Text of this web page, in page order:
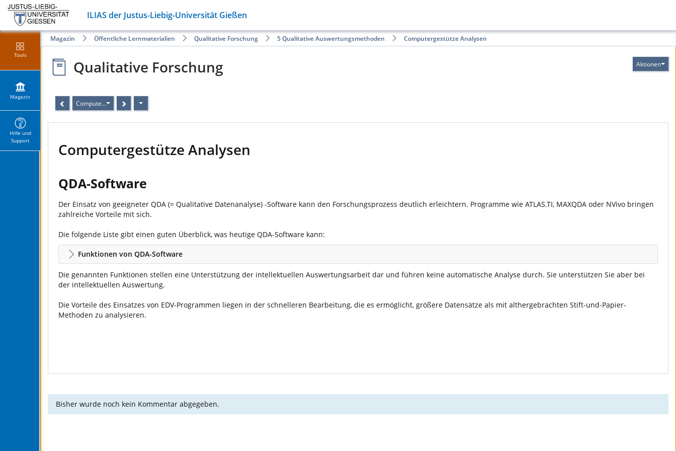
ILIAS der Justus-Liebig-Universität Gießen
Tools
Magazin
Hilfe und
Support
Magazin Öffentliche Lernmaterialien Qualitative Forschung 5 Qualitative Auswertungsmethoden Computergestütze Analysen
Aktionen
Qualitative Forschung
Computergestütze Analysen
Computergestütze Analysen
QDA-Software
Der Einsatz von geeigneter QDA (= Qualitative Datenanalyse) -Software kann den Forschungsprozess deutlich erleichtern. Programme wie ATLAS.TI, MAXQDA oder NVivo bringen
zahlreiche Vorteile mit sich.
Die folgende Liste gibt einen guten Überblick, was heutige QDA-Software kann:
Funktionen von QDA-Software
Die genannten Funktionen stellen eine Unterstützung der intellektuellen Auswertungsarbeit dar und führen keine automatische Analyse durch. Sie unterstützen Sie aber bei
der intellektuellen Auswertung.
Die Vorteile des Einsatzes von EDV-Programmen liegen in der schnelleren Bearbeitung, die es ermöglicht, größere Datensätze als mit althergebrachten Stift-und-Papier-
Methoden zu analysieren.
Bisher wurde noch kein Kommentar abgegeben.